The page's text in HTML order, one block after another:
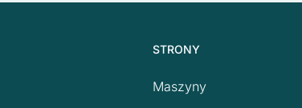
STRONY
Maszyny